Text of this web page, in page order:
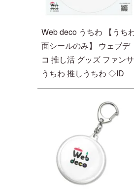
Web deco うちわ 【うち
面シールのみ】 ウェブデ
コ 推し活 グッズ ファンサ
うちわ 推しうちわ ◇ID